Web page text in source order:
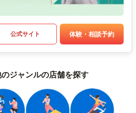
公式サイト 体験・相談予約
ジャンルの店舗を探す